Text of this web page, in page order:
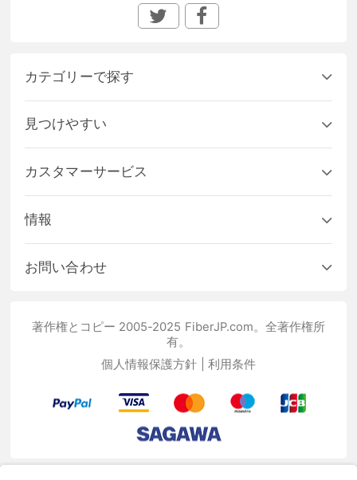
カテゴリーで探す
見つけやすい
カスタマーサービス
情報
お問い合わせ
著作権とコピー 2005-2025 FiberJP.com。全著作権所
有。
個人情報保護方針
利用条件